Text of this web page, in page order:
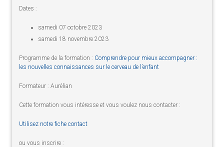
Dates :
samedi 07 octobre 2023
samedi 18 novembre 2023
Programme de la formation : Comprendre pour mieux accompagner :
les nouvelles connaissances sur le cerveau de l’enfant
Formateur : Aurélian
Cette formation vous intéresse et vous voulez nous contacter :
Utilisez notre fiche contact
ou vous inscrire :